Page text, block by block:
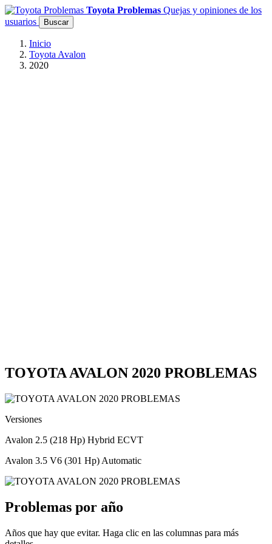
Toyota Problemas Quejas y opiniones de los
usuarios
Buscar
Inicio
Toyota Avalon
2020
TOYOTA AVALON 2020 PROBLEMAS
Versiones
Avalon 2.5 (218 Hp) Hybrid ECVT
Avalon 3.5 V6 (301 Hp) Automatic
Problemas por año
Años que hay que evitar. Haga clic en las columnas para más